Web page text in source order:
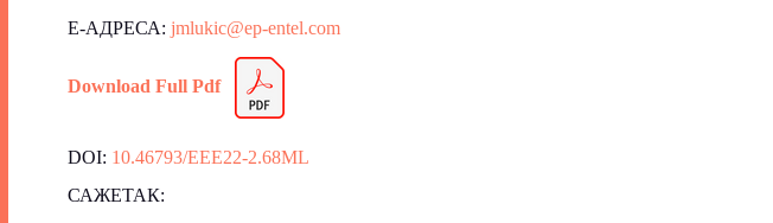
Е-АДРЕСА: jmlukic@ep-entel.com
Download Full Pdf
DOI: 10.46793/EEE22-2.68ML
САЖЕТАК: